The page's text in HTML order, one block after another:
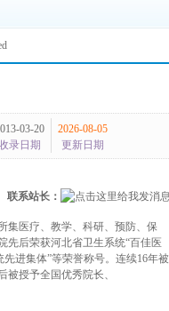
03-20
录日期
2026-08-05
更新日期
联系站长：
集医疗、教学、科研、预防、保
先后荣获河北省卫生系统“百佳医
进集体”等荣誉称号。连续16年被
授予全国优秀院长、